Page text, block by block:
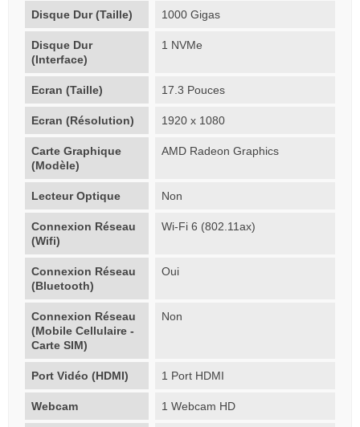
Disque Dur (Taille) 1000 Gigas
Disque Dur
(Interface)
1 NVMe
Ecran (Taille) 17.3 Pouces
Ecran (Résolution) 1920 x 1080
Carte Graphique
(Modèle)
AMD Radeon Graphics
Lecteur Optique Non
Connexion Réseau
(Wifi)
Wi-Fi 6 (802.11ax)
Connexion Réseau
(Bluetooth)
Oui
Connexion Réseau
(Mobile Cellulaire -
Carte SIM)
Non
Port Vidéo (HDMI) 1 Port HDMI
Webcam 1 Webcam HD